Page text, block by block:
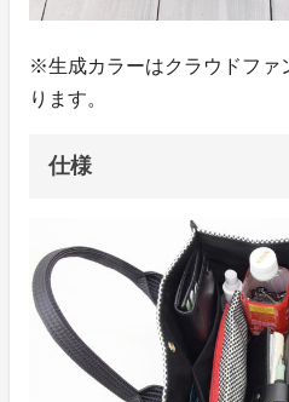
※生成カラーはクラウドファ
ります。
仕様